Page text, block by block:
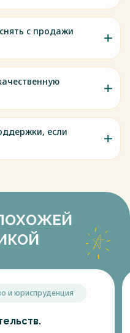
с продажи
если
и юриспруденция